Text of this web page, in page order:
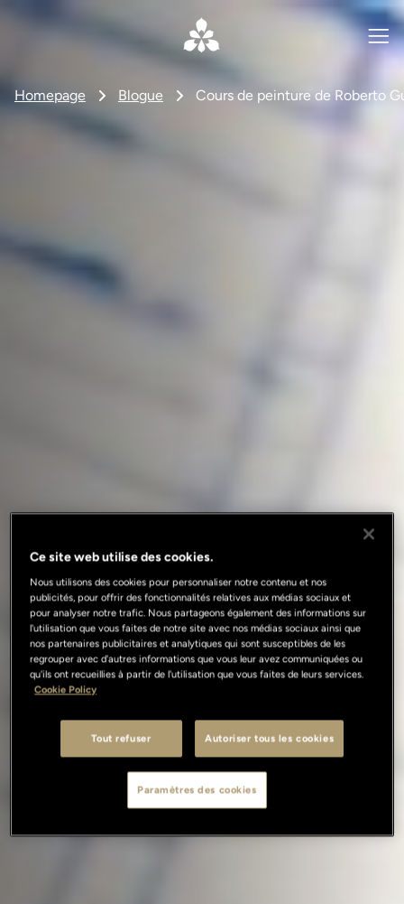
Homepage Blogue Cours de peinture de Roberto
Ce site web utilise des cookies.
Nous utilisons des cookies pour personnaliser notre contenu et nos
publicités, pour offrir des fonctionnalités relatives aux médias sociaux et
pour analyser notre trafic. Nous partageons également des informations sur
l'utilisation que vous faites de notre site avec nos médias sociaux ainsi que
nos partenaires publicitaires et analytiques qui sont susceptibles de les
regrouper avec d'autres informations que vous leur avez communiquées ou
qu'ils ont recueillies à partir de l'utilisation que vous faites de leurs services.
Cookie Policy
Tout refuser Autoriser tous les cookies
Paramètres des cookies